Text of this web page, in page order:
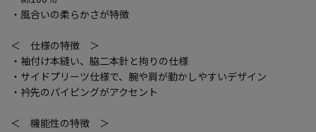
・風合いの柔らかさが特徴
＜ 仕様の特徴 ＞
・袖付け本縫い、脇二本針と拘りの仕様
・サイドプリーツ仕様で、腕や肩が動かしやすいデザイン
・衿先のパイピングがアクセント
＜ 機能性の特徴 ＞